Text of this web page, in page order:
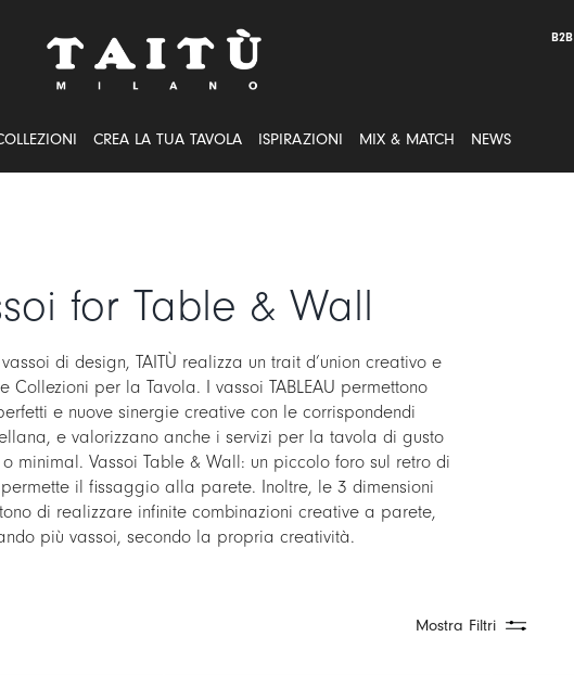
B2B
CREA LA TUA TAVOLA ISPIRAZIONI MIX & MATCH NEWS
for Table & Wall
di design, TAITÙ realizza un trait d’union creativo e
Collezioni per la Tavola. I vassoi TABLEAU permettono
e nuove sinergie creative con le corrispondendi
e valorizzano anche i servizi per la tavola di gusto
minimal. Vassoi Table & Wall: un piccolo foro sul retro di
il fissaggio alla parete. Inoltre, le 3 dimensioni
di realizzare infinite combinazioni creative a parete,
più vassoi, secondo la propria creatività.
Mostra Filtri